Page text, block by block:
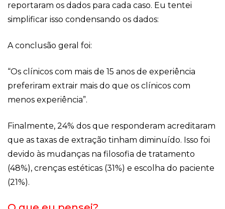
reportaram os dados para cada caso. Eu tentei
simplificar isso condensando os dados:
A conclusão geral foi:
“Os clínicos com mais de 15 anos de experiência
preferiram extrair mais do que os clínicos com
menos experiência”.
Finalmente, 24% dos que responderam acreditaram
que as taxas de extração tinham diminuído. Isso foi
devido às mudanças na filosofia de tratamento
(48%), crenças estéticas (31%) e escolha do paciente
(21%).